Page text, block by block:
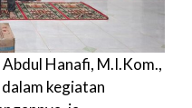
Hanafi, M.I.Kom.,
kegiatan